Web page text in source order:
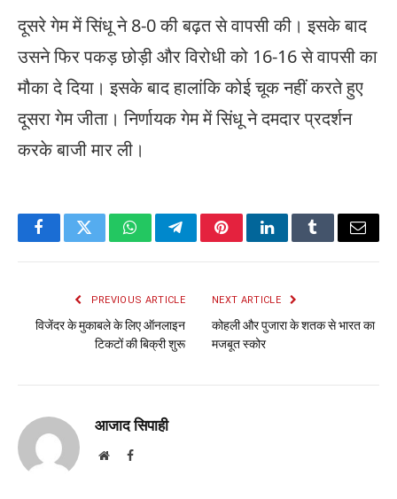
दूसरे गेम में सिंधू ने 8-0 की बढ़त से वापसी की। इसके बाद
उसने फिर पकड़ छोड़ी और विरोधी को 16-16 से वापसी का
मौका दे दिया। इसके बाद हालांकि कोई चूक नहीं करते हुए
दूसरा गेम जीता। निर्णायक गेम में सिंधू ने दमदार प्रदर्शन
करके बाजी मार ली।
FacebookTwitterWhatsAppTelegramPinterestLinkedInTumblrEmail
PREVIOUS ARTICLE
विजेंदर के मुकाबले के लिए ऑनलाइन
टिकटों की बिक्री शुरू
NEXT ARTICLE
कोहली और पुजारा के शतक से भारत का
मजबूत स्कोर
आजाद सिपाही
WebsiteFacebook